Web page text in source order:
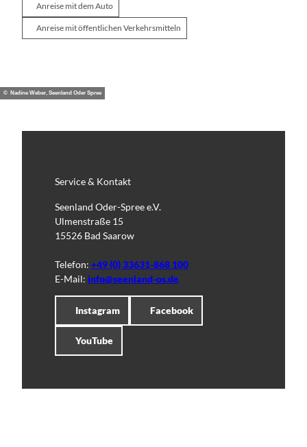
Anreise mit dem Auto
Anreise mit öffentlichen Verkehrsmitteln
© Nadine Weber, Seenland Oder Spree
Service & Kontakt
Seenland Oder-Spree e.V.
Ulmenstraße 15
15526 Bad Saarow
Telefon: +49 (0) 33631-868 100
E-Mail: info@seenland-os.de
Instagram Facebook
YouTube